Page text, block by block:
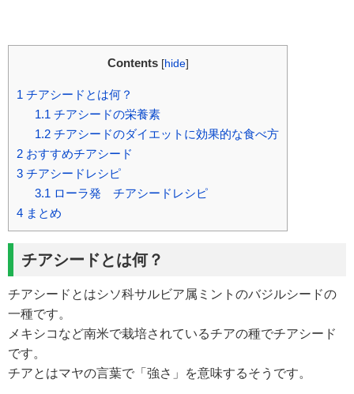
Contents [hide]
1 チアシードとは何？
1.1 チアシードの栄養素
1.2チアシードのダイエットに効果的な食べ方
2 おすすめチアシード
3 チアシードレシピ
3.1 ローラ発 チアシードレシピ
4 まとめ
チアシードとは何？
チアシードとはシソ科サルビア属ミントのバジルシードの
一種です。
メキシコなど南米で栽培されているチアの種でチアシード
です。
チアとはマヤの言葉で「強さ」を意味するそうです。